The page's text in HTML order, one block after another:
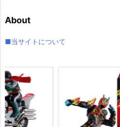
ブ
About
■当サイトについて